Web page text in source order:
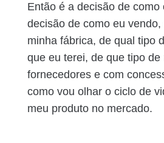
Então é a decisão de como
decisão de como eu
minha fábrica, de qual tipo
que eu terei, de que tipo de
fornecedores e com
como vou olhar o ciclo de
meu produto no mercado.